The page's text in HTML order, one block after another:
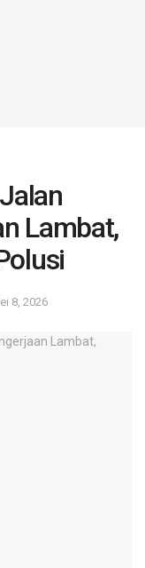
Lambat,
8, 2026